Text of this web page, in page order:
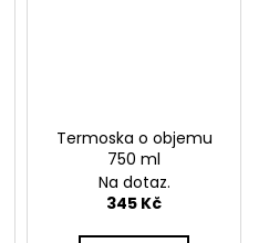
Termoska o objemu
750 ml
Na dotaz.
345 Kč